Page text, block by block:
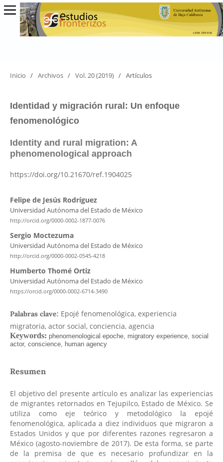
Inicio / Archivos / Vol. 20 (2019) / Artículos
Identidad y migración rural: Un enfoque
fenomenológico
Identity and rural migration: A
phenomenological approach
https://doi.org/10.21670/ref.1904025
Felipe de Jesús Rodríguez
Universidad Autónoma del Estado de México
http://orcid.org/0000-0002-1877-0076
Sergio Moctezuma
Universidad Autónoma del Estado de México
http://orcid.org/0000-0002-0545-4218
Humberto Thomé Ortiz
Universidad Autónoma del Estado de México
https://orcid.org/0000-0002-6714-3490
Palabras clave: Epojé fenomenológica, experiencia
migratoria, actor social, conciencia, agencia
Resumen
El objetivo del presente artículo es analizar las experiencias
de migrantes retornados en Tejupilco, Estado de México. Se
utiliza como eje teórico y metodológico la epojé
fenomenológica, aplicada a diez individuos que migraron a
Estados Unidos y que por diferentes razones regresaron a
México (agosto-noviembre de 2017). De esta forma, se parte
de la premisa de que es necesario profundizar en la